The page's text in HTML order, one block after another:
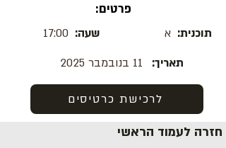
פרטים:
17:00 שעה: א תוכנית:
11 בנובמבר 2025
תאריך:
לרכישת כרטיסים
חזרה לעמוד הראשי